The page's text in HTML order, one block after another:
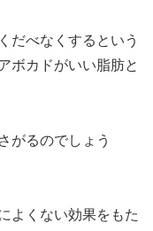
だべなくするという
ボカドがいい脂肪と
がるのでしょう
よくない効果をもた